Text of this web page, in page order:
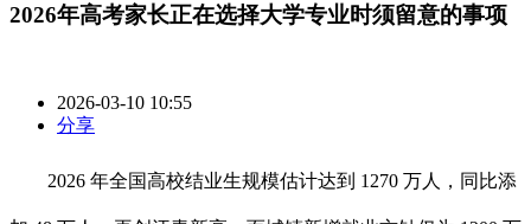
2026年高考家长正在选择大学专业时须留意的事项
2026-03-10 10:55
分享
2026 年全国高校结业生规模估计达到 1270 万人，同比添